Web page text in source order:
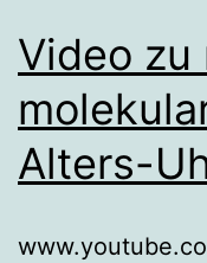
Video zu
Alters-